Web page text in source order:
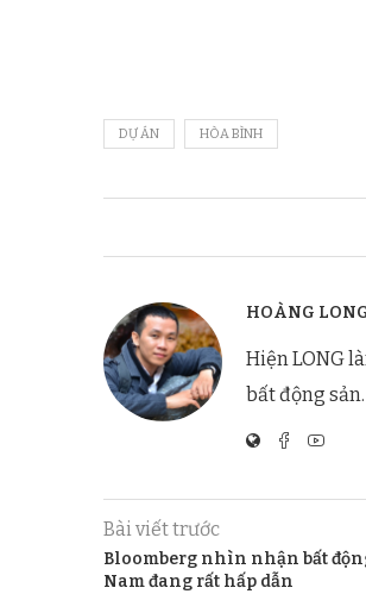
DỰ ÁN HÒA BÌNH
HOÀNG
Hiện LONG
bất động
Bài viết trước
Bloomberg nhìn nhận bất
Nam đang rất hấp dẫn